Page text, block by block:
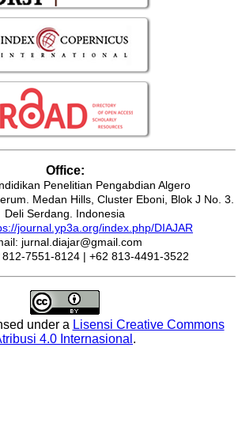
Office:
Penelitian Pengabdian Algero
Medan Hills, Cluster Eboni, Blok J No. 3.
Deli Serdang. Indonesia
journal.yp3a.org/index.php/DIAJAR
jurnal.diajar@gmail.com
812-7551-8124 | +62 813-4491-3522
under a Lisensi Creative Commons
4.0 Internasional .